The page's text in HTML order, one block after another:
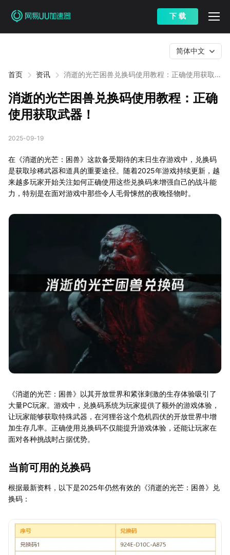
下 载
首页 资讯
消逝的光芒困兽兑换码使用教程：正确使用获取武
简体中文
消逝的光芒困兽兑换码使用教程：正确
使用获取武器！
2025-09-19
在《消逝的光芒：困兽》这款备受期待的末日生存游戏中，兑换码
是获取珍稀武器和道具的重要途径。随着2025年游戏持续更新，越
来越多玩家开始关注如何正确使用这些兑换码来增强自己的战斗能
力，特别是在面对游戏中那些令人毛骨悚然的夜晚怪物时。
《消逝的光芒：困兽》以其开放世界和紧张刺激的生存体验吸引了
大量PC玩家。游戏中，兑换码系统为玩家提供了额外的游戏体验，
让玩家能够获取特殊武器，在河狸谷这个危机四伏的开放世界中增
加生存几率。正确使用兑换码不仅能提升游戏体验，还能让玩家在
面对各种挑战时占据优势。
当前可用的兑换码
根据最新资料，以下是2025年仍然有效的《消逝的光芒：困兽》兑
换码：